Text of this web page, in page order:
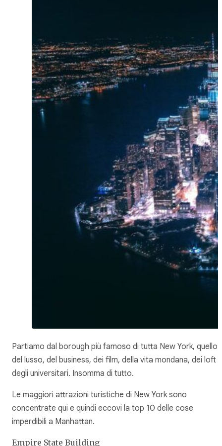
Partiamo dal borough più famoso di tutta New York, quello
del lusso, del business, dei film, della vita mondana, dei loft e
degli universitari. Insomma di tutto.
Le maggiori attrazioni turistiche di New York sono
concentrate qui e quindi eccovi la top 10 delle cose
imperdibili a Manhattan.
Empire State Building